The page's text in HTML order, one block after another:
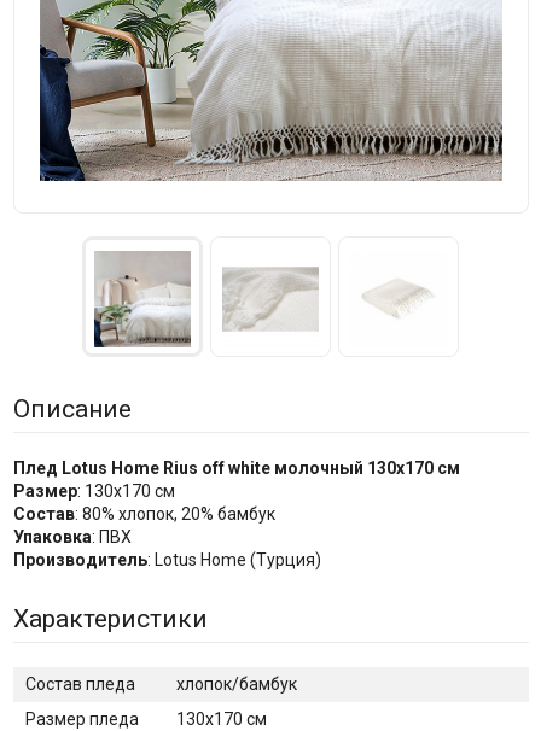
Описание
Плед Lotus Home Rius off white молочный 130x170 см
Размер: 130x170 см
Состав: 80% хлопок, 20% бамбук
Упаковка: ПВХ
Производитель: Lotus Home (Турция)
Характеристики
Состав пледа
хлопок/бамбук
Размер пледа
130х170 см